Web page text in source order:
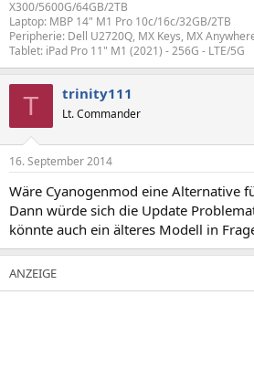
X300/5600G/64GB/2TB
Laptop: MBP 14" M1 Pro 10c/16c/32GB/2TB
Peripherie: Dell U2720Q, MX Keys, MX
Tablet: iPad Pro 11" M1 (2021) - 256G - LTE/5G
T trinity111
Lt. Commander
16. September 2014
Wäre Cyanogenmod eine Alternative
Dann würde sich die Update
könnte auch ein älteres Modell in